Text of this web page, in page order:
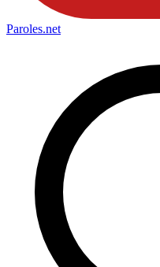
Paroles.net